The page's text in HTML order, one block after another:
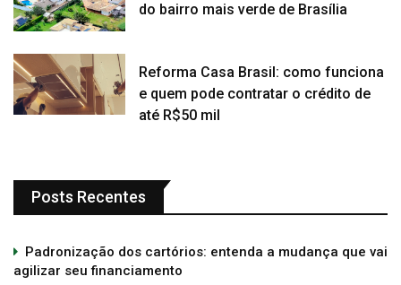
do bairro mais verde de Brasília
Reforma Casa Brasil: como funciona
e quem pode contratar o crédito de
até R$50 mil
Posts Recentes
Padronização dos cartórios: entenda a mudança que vai
agilizar seu financiamento